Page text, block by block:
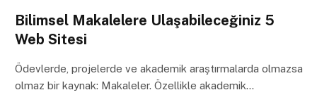
Bilimsel Makalelere Ulaşabileceğiniz 5
Web Sitesi
Ödevlerde, projelerde ve akademik araştırmalarda olmazsa
olmaz bir kaynak: Makaleler. Özellikle akademik…